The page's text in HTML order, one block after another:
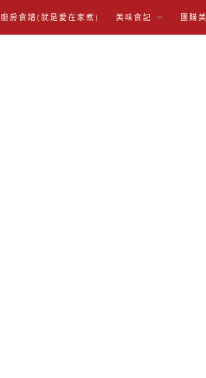
廚房食譜(就是愛在家煮) 美味食記 團購